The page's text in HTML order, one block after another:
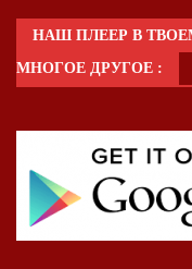
НАШ ПЛЕЕР В
МНОГОЕ ДРУГОЕ :